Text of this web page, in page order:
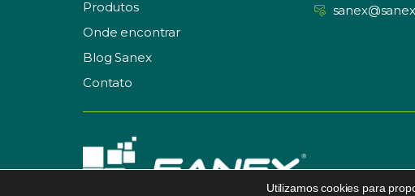
Produtos
Onde encontrar
Blog Sanex
Contato
Utilizamos cookies para